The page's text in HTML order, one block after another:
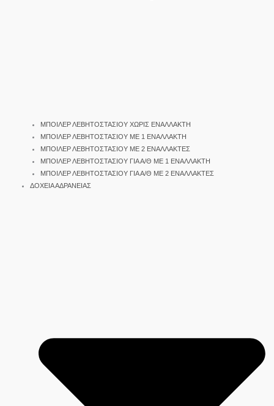
ΜΠΟΙΛΕΡ ΛΕΒΗΤΟΣΤΑΣΙΟΥ ΧΩΡΙΣ ΕΝΑΛΛΑΚΤΗ
ΜΠΟΙΛΕΡ ΛΕΒΗΤΟΣΤΑΣΙΟΥ ΜΕ 1 ΕΝΑΛΛΑΚΤΗ
ΜΠΟΙΛΕΡ ΛΕΒΗΤΟΣΤΑΣΙΟΥ ΜΕ 2 ΕΝΑΛΛΑΚΤΕΣ
ΜΠΟΙΛΕΡ ΛΕΒΗΤΟΣΤΑΣΙΟΥ ΓΙΑ Α/Θ ΜΕ 1 ΕΝΑΛΛΑΚΤΗ
ΜΠΟΙΛΕΡ ΛΕΒΗΤΟΣΤΑΣΙΟΥ ΓΙΑ Α/Θ ΜΕ 2 ΕΝΑΛΛΑΚΤΕΣ
ΔΟΧΕΙΑ ΑΔΡΑΝΕΙΑΣ